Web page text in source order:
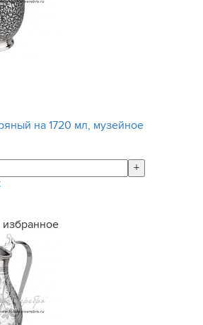
на 1720 мл, музейное
+
избранное